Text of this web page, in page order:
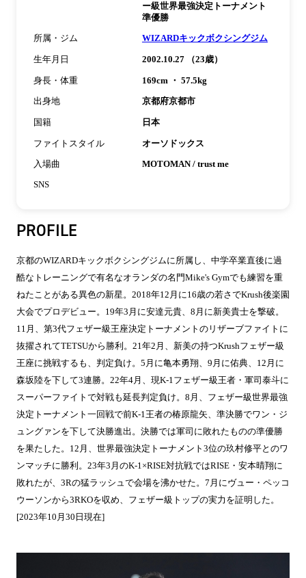
ー級世界最強決定トーナメント
準優勝
所属・ジム WIZARDキックボクシングジム
生年月日 2002.10.27 （23歳）
身長・体重 169cm ・ 57.5kg
出身地 京都府京都市
国籍 日本
ファイトスタイル オーソドックス
入場曲 MOTOMAN / trust me
SNS
PROFILE
京都のWIZARDキックボクシングジムに所属し、中学卒業直後に過
酷なトレーニングで有名なオランダの名門Mike's Gymでも練習を重
ねたことがある異色の新星。2018年12月に16歳の若さでKrush後楽園
大会でプロデビュー。19年3月に安達元貴、8月に新美貴士を撃破。
11月、第3代フェザー級王座決定トーナメントのリザーブファイトに
抜擢されてTETSUから勝利。21年2月、新美の持つKrushフェザー級
王座に挑戦するも、判定負け。5月に亀本勇翔、9月に佑典、12月に
森坂陸を下して3連勝。22年4月、現K-1フェザー級王者・軍司泰斗に
スーパーファイトで対戦も延長判定負け。8月、フェザー級世界最強
決定トーナメント一回戦で前K-1王者の椿原龍矢、準決勝でワン・ジ
ュングァンを下して決勝進出。決勝では軍司に敗れたものの準優勝
を果たした。12月、世界最強決定トーナメント3位の玖村修平とのワ
ンマッチに勝利。23年3月のK-1×RISE対抗戦ではRISE・安本晴翔に
敗れたが、3Rの猛ラッシュで会場を沸かせた。7月にヴュー・ペッコ
ウーソンから3RKOを収め、フェザー級トップの実力を証明した。
[2023年10月30日現在]